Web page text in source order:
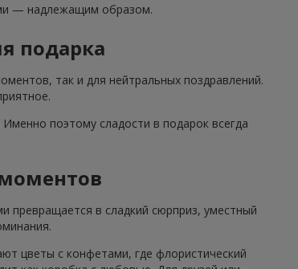
— надлежащим образом.
подарка
так и для нейтральных поздравлений.
поэтому сладости в подарок всегда
в сладкий сюрприз, уместный
цветы с конфетами, где флористический